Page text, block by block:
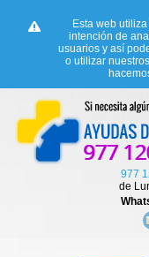
Esta web
intención de
usuarios y así
o utilizar
977
de